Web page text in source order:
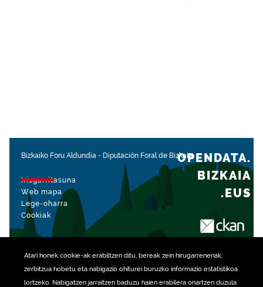
Atari honek cookie-ak erabiltzen ditu, bereak zein hirugarrenenak,
zerbitzua hobetu eta nabigazio ohiturei buruzko informazio estatistikoa
lortzeko. Nabigatzen jarraitzen baduzu haien erabilera onartzen duzula
Bizkaiko Foru Aldundia - Diputación Foral de Bizkaia
Irisgarritasuna
Web mapa
Lege-oharra
Cookiak
OPENDATA.
BIZKAIA
.EUS